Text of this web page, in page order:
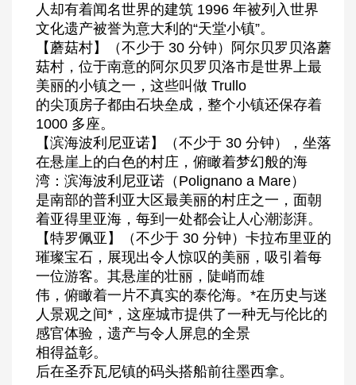
人却有着闻名世界的建筑 1996 年被列入世界
文化遗产被誉为意大利的“天堂小镇”。
【蘑菇村】（不少于 30 分钟）阿尔贝罗贝洛蘑
菇村，位于南意的阿尔贝罗贝洛市是世界上最
美丽的小镇之一，这些叫做 Trullo
的尖顶房子都由石块垒成，整个小镇还保存着
1000 多座。
【滨海波利尼亚诺】（不少于 30 分钟），坐落
在悬崖上的白色的村庄，俯瞰着梦幻般的海
湾：滨海波利尼亚诺（Polignano a Mare）
是南部的普利亚大区最美丽的村庄之一，面朝
着亚得里亚海，每到一处都会让人心潮澎湃。
【特罗佩亚】（不少于 30 分钟）卡拉布里亚的
璀璨宝石，展现出令人惊叹的美丽，吸引着每
一位游客。其悬崖的壮丽，陡峭而雄
伟，俯瞰着一片不真实的泰伦海。*在历史与迷
人景观之间*，这座城市提供了一种无与伦比的
感官体验，遗产与令人屏息的全景
相得益彰。
后在圣乔瓦尼镇的码头搭船前往墨西拿。